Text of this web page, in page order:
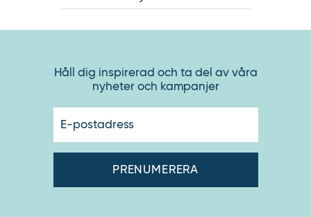
Håll dig inspirerad och ta del av våra
nyheter och kampanjer